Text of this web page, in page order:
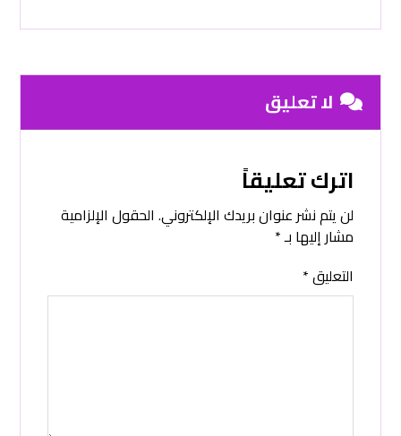
لا تعليق
اترك تعليقاً
لن يتم نشر عنوان بريدك الإلكتروني. الحقول الإلزامية
مشار إليها بـ*
التعليق*